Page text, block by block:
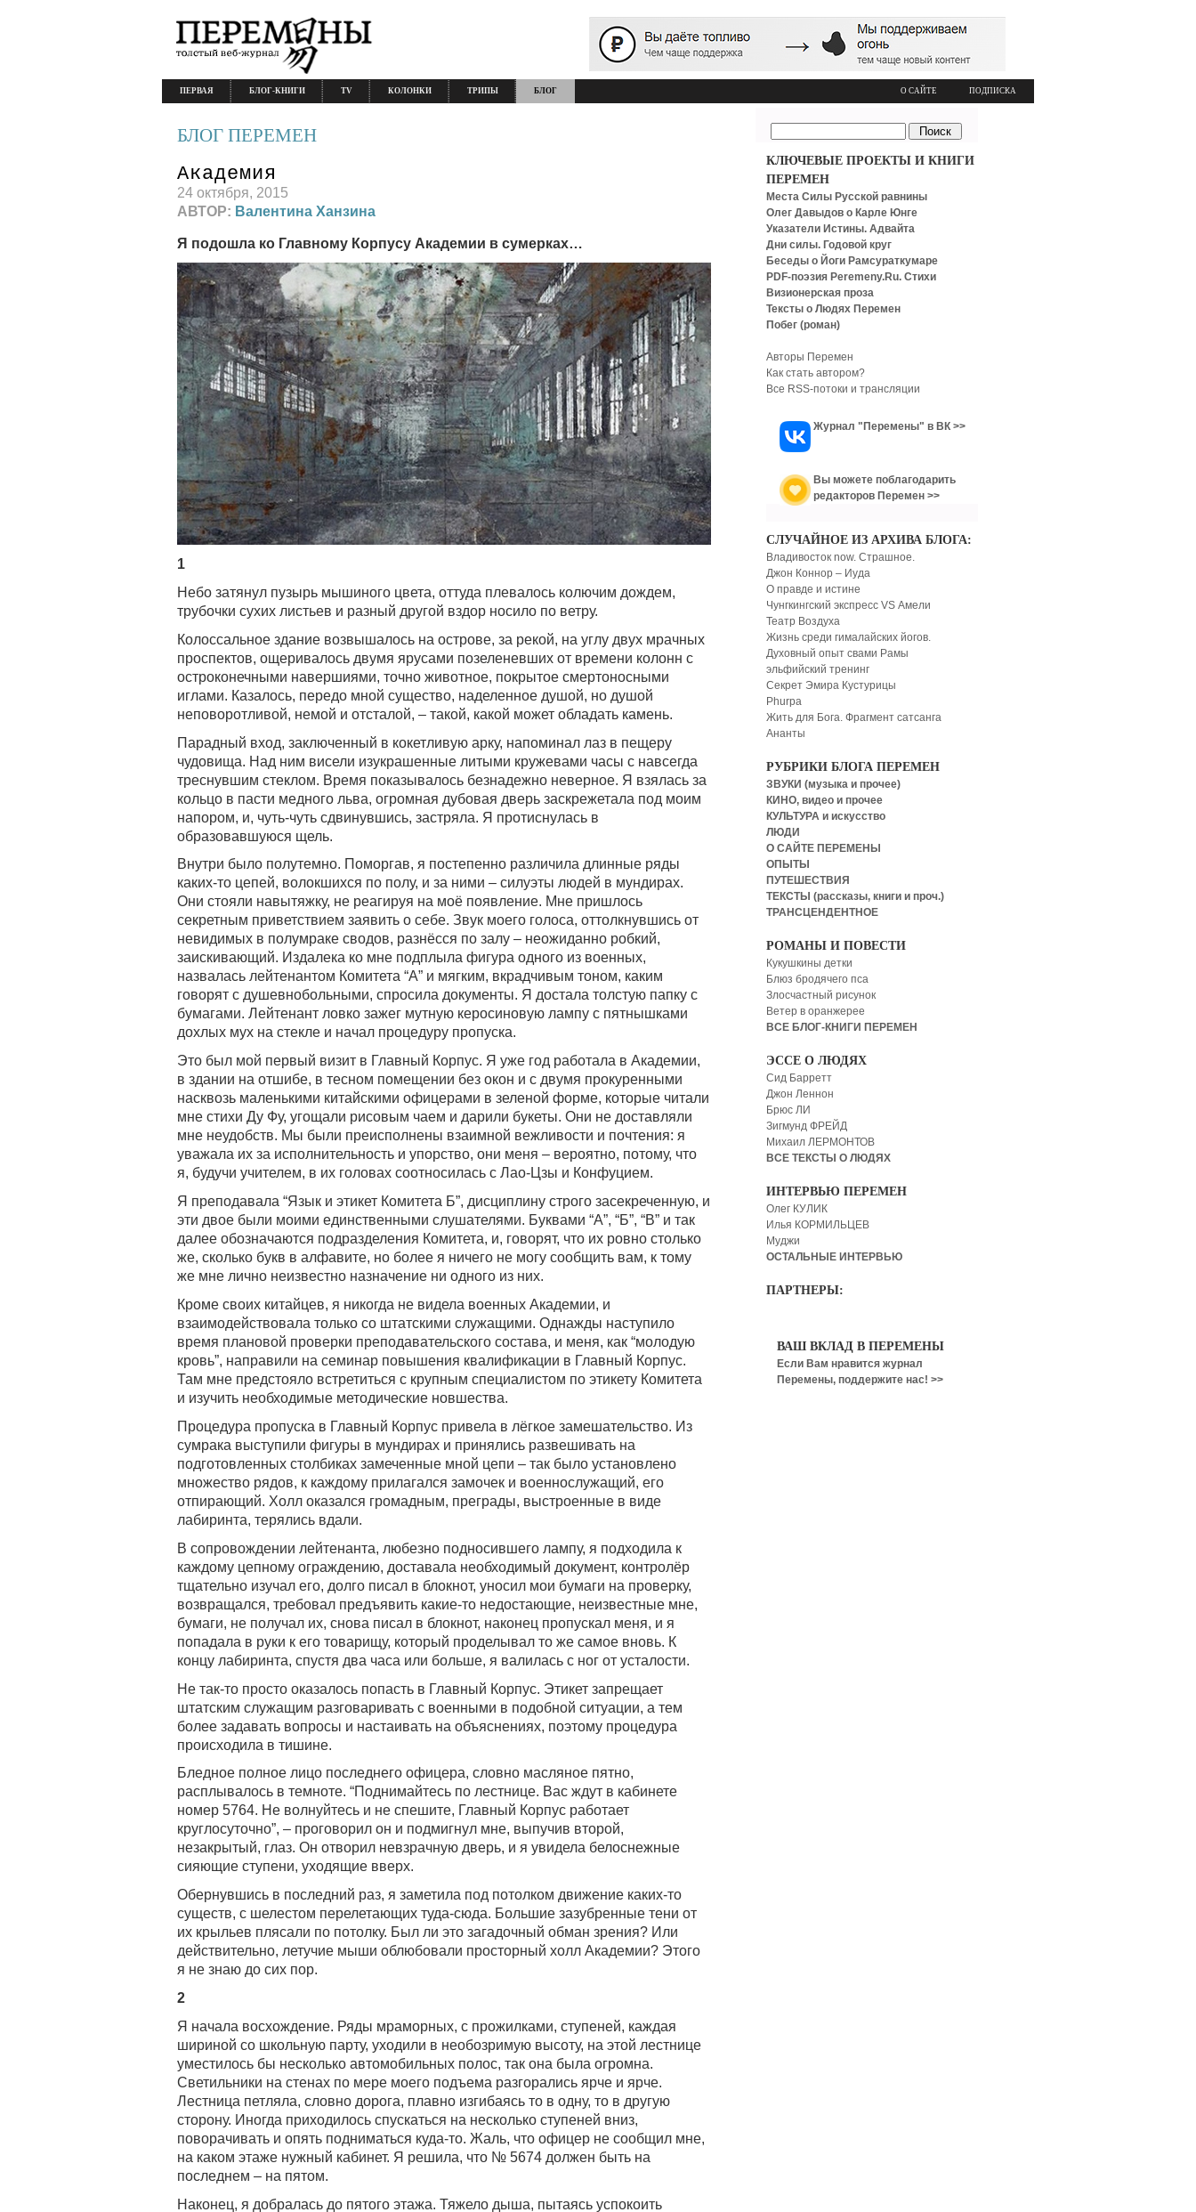
О САЙТЕ ПОДПИСКА
ПЕРВАЯ БЛОГ-КНИГИ TV КОЛОНКИ ТРИПЫ БЛОГ
БЛОГ ПЕРЕМЕН
Академия
24 октября, 2015
АВТОР: Валентина Ханзина
Я подошла ко Главному Корпусу Академии в сумерках…
1
Небо затянул пузырь мышиного цвета, оттуда плевалось колючим дождем,
трубочки сухих листьев и разный другой вздор носило по ветру.
Колоссальное здание возвышалось на острове, за рекой, на углу двух мрачных
проспектов, ощеривалось двумя ярусами позеленевших от времени колонн с
остроконечными навершиями, точно животное, покрытое смертоносными
иглами. Казалось, передо мной существо, наделенное душой, но душой
неповоротливой, немой и отсталой, – такой, какой может обладать камень.
Парадный вход, заключенный в кокетливую арку, напоминал лаз в пещеру
чудовища. Над ним висели изукрашенные литыми кружевами часы с навсегда
треснувшим стеклом. Время показывалось безнадежно неверное. Я взялась за
кольцо в пасти медного льва, огромная дубовая дверь заскрежетала под моим
напором, и, чуть-чуть сдвинувшись, застряла. Я протиснулась в
образовавшуюся щель.
Внутри было полутемно. Поморгав, я постепенно различила длинные ряды
каких-то цепей, волокшихся по полу, и за ними – силуэты людей в мундирах.
Они стояли навытяжку, не реагируя на моё появление. Мне пришлось
секретным приветствием заявить о себе. Звук моего голоса, оттолкнувшись от
невидимых в полумраке сводов, разнёсся по залу – неожиданно робкий,
заискивающий. Издалека ко мне подплыла фигура одного из военных,
назвалась лейтенантом Комитета “А” и мягким, вкрадчивым тоном, каким
говорят с душевнобольными, спросила документы. Я достала толстую папку с
бумагами. Лейтенант ловко зажег мутную керосиновую лампу с пятнышками
дохлых мух на стекле и начал процедуру пропуска.
Это был мой первый визит в Главный Корпус. Я уже год работала в Академии,
в здании на отшибе, в тесном помещении без окон и с двумя прокуренными
насквозь маленькими китайскими офицерами в зеленой форме, которые читали
мне стихи Ду Фу, угощали рисовым чаем и дарили букеты. Они не доставляли
мне неудобств. Мы были преисполнены взаимной вежливости и почтения: я
уважала их за исполнительность и упорство, они меня – вероятно, потому, что
я, будучи учителем, в их головах соотносилась с Лао-Цзы и Конфуцием.
Я преподавала “Язык и этикет Комитета Б”, дисциплину строго засекреченную, и
эти двое были моими единственными слушателями. Буквами “А”, “Б”, “В” и так
далее обозначаются подразделения Комитета, и, говорят, что их ровно столько
же, сколько букв в алфавите, но более я ничего не могу сообщить вам, к тому
же мне лично неизвестно назначение ни одного из них.
Кроме своих китайцев, я никогда не видела военных Академии, и
взаимодействовала только со штатскими служащими. Однажды наступило
время плановой проверки преподавательского состава, и меня, как “молодую
кровь”, направили на семинар повышения квалификации в Главный Корпус.
Там мне предстояло встретиться с крупным специалистом по этикету Комитета
и изучить необходимые методические новшества.
Процедура пропуска в Главный Корпус привела в лёгкое замешательство. Из
сумрака выступили фигуры в мундирах и принялись развешивать на
подготовленных столбиках замеченные мной цепи – так было установлено
множество рядов, к каждому прилагался замочек и военнослужащий, его
отпирающий. Холл оказался громадным, преграды, выстроенные в виде
лабиринта, терялись вдали.
В сопровождении лейтенанта, любезно подносившего лампу, я подходила к
каждому цепному ограждению, доставала необходимый документ, контролёр
тщательно изучал его, долго писал в блокнот, уносил мои бумаги на проверку,
возвращался, требовал предъявить какие-то недостающие, неизвестные мне,
бумаги, не получал их, снова писал в блокнот, наконец пропускал меня, и я
попадала в руки к его товарищу, который проделывал то же самое вновь. К
концу лабиринта, спустя два часа или больше, я валилась с ног от усталости.
Не так-то просто оказалось попасть в Главный Корпус. Этикет запрещает
штатским служащим разговаривать с военными в подобной ситуации, а тем
более задавать вопросы и настаивать на объяснениях, поэтому процедура
происходила в тишине.
Бледное полное лицо последнего офицера, словно масляное пятно,
расплывалось в темноте. “Поднимайтесь по лестнице. Вас ждут в кабинете
номер 5764. Не волнуйтесь и не спешите, Главный Корпус работает
круглосуточно”, – проговорил он и подмигнул мне, выпучив второй,
незакрытый, глаз. Он отворил невзрачную дверь, и я увидела белоснежные
сияющие ступени, уходящие вверх.
Обернувшись в последний раз, я заметила под потолком движение каких-то
существ, с шелестом перелетающих туда-сюда. Большие зазубренные тени от
их крыльев плясали по потолку. Был ли это загадочный обман зрения? Или
действительно, летучие мыши облюбовали просторный холл Академии? Этого
я не знаю до сих пор.
2
Я начала восхождение. Ряды мраморных, с прожилками, ступеней, каждая
шириной со школьную парту, уходили в необозримую высоту, на этой лестнице
уместилось бы несколько автомобильных полос, так она была огромна.
Светильники на стенах по мере моего подъема разгорались ярче и ярче.
Лестница петляла, словно дорога, плавно изгибаясь то в одну, то в другую
сторону. Иногда приходилось спускаться на несколько ступеней вниз,
поворачивать и опять подниматься куда-то. Жаль, что офицер не сообщил мне,
на каком этаже нужный кабинет. Я решила, что № 5674 должен быть на
последнем – на пятом.
Наконец, я добралась до пятого этажа. Тяжело дыша, пытаясь успокоить
КЛЮЧЕВЫЕ ПРОЕКТЫ И КНИГИ
ПЕРЕМЕН
Места Силы Русской равнины
Олег Давыдов о Карле Юнге
Указатели Истины. Адвайта
Дни силы. Годовой круг
Беседы о Йоги Рамсураткумаре
PDF-поэзия Peremeny.Ru. Стихи
Визионерская проза
Тексты о Людях Перемен
Побег (роман)
Авторы Перемен
Как стать автором?
Все RSS-потоки и трансляции
Журнал "Перемены" в ВК >>
Вы можете поблагодарить
редакторов Перемен >>
СЛУЧАЙНОЕ ИЗ АРХИВА БЛОГА:
Владивосток now. Стрaшное.
Джон Коннор – Иуда
О правде и истине
Чунгкингский экспресс VS Амели
Театр Воздуха
Жизнь среди гималайских йогов.
Духовный опыт свами Рамы
эльфийский тренинг
Секрет Эмира Кустурицы
Phurpa
Жить для Бога. Фрагмент сатсанга
Ананты
РУБРИКИ БЛОГА ПЕРЕМЕН
ЗВУКИ (музыка и прочее)
КИНО, видео и прочее
КУЛЬТУРА и искусство
ЛЮДИ
О САЙТЕ ПЕРЕМЕНЫ
ОПЫТЫ
ПУТЕШЕСТВИЯ
ТЕКСТЫ (рассказы, книги и проч.)
ТРАНСЦЕНДЕНТНОЕ
РОМАНЫ И ПОВЕСТИ
Кукушкины детки
Блюз бродячего пса
Злосчастный рисунок
Ветер в оранжерее
ВСЕ БЛОГ-КНИГИ ПЕРЕМЕН
ЭССЕ О ЛЮДЯХ
Сид Барретт
Джон Леннон
Брюс ЛИ
Зигмунд ФРЕЙД
Михаил ЛЕРМОНТОВ
ВСЕ ТЕКСТЫ О ЛЮДЯХ
ИНТЕРВЬЮ ПЕРЕМЕН
Олег КУЛИК
Илья КОРМИЛЬЦЕВ
Муджи
ОСТАЛЬНЫЕ ИНТЕРВЬЮ
ПАРТНЕРЫ:
ВАШ ВКЛАД В ПЕРЕМЕНЫ
Если Вам нравится журнал
Перемены, поддержите нас! >>